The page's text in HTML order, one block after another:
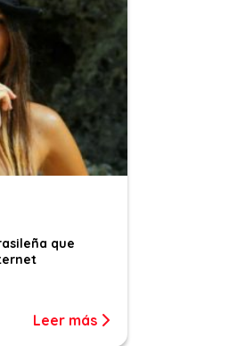
que
Leer más